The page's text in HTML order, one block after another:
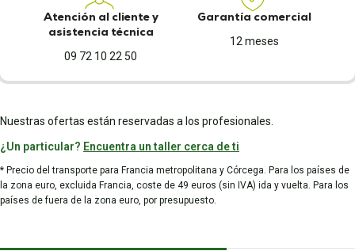
Atención al cliente y
asistencia técnica
09 72 10 22 50
Garantía comercial
12 meses
Nuestras ofertas están reservadas a los profesionales.
¿Un particular? Encuentra un taller cerca de ti
* Precio del transporte para Francia metropolitana y Córcega. Para los países de
la zona euro, excluida Francia, coste de 49 euros (sin IVA) ida y vuelta. Para los
países de fuera de la zona euro, por presupuesto.